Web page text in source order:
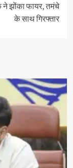
ने झोंका फायर, तमंचे
के साथ गिरफ्तार